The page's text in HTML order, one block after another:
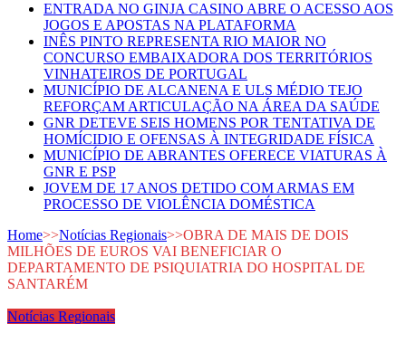
ENTRADA NO GINJA CASINO ABRE O ACESSO AOS
JOGOS E APOSTAS NA PLATAFORMA
INÊS PINTO REPRESENTA RIO MAIOR NO
CONCURSO EMBAIXADORA DOS TERRITÓRIOS
VINHATEIROS DE PORTUGAL
MUNICÍPIO DE ALCANENA E ULS MÉDIO TEJO
REFORÇAM ARTICULAÇÃO NA ÁREA DA SAÚDE
GNR DETEVE SEIS HOMENS POR TENTATIVA DE
HOMÍCIDIO E OFENSAS À INTEGRIDADE FÍSICA
MUNICÍPIO DE ABRANTES OFERECE VIATURAS À
GNR E PSP
JOVEM DE 17 ANOS DETIDO COM ARMAS EM
PROCESSO DE VIOLÊNCIA DOMÉSTICA
Home>>Notícias Regionais>>OBRA DE MAIS DE DOIS
MILHÕES DE EUROS VAI BENEFICIAR O
DEPARTAMENTO DE PSIQUIATRIA DO HOSPITAL DE
SANTARÉM
Notícias Regionais